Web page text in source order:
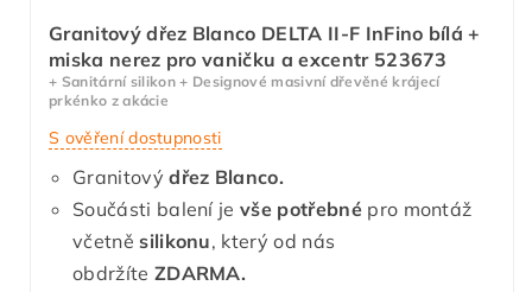
Granitový dřez Blanco DELTA II-F InFino bílá +
miska nerez pro vaničku a excentr 523673
+ Sanitární silikon + Designové masivní dřevěné krájecí
prkénko z akácie
S ověření dostupnosti
Granitový dřez Blanco.
Součásti balení jevše potřebnépro montáž
včetněsilikonu, který od nás
obdržíte ZDARMA.